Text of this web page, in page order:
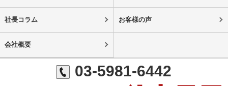
社長コラム お客様の声
会社概要
03-5981-6442